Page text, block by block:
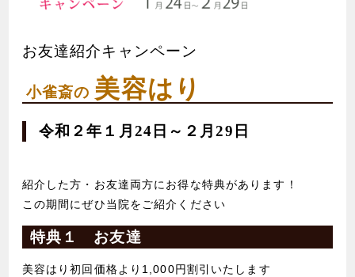
お友達紹介キャンペーン
小雀斎の 美容はり
令和２年１月24日～２月29日
紹介した方・お友達両方にお得な特典があります！
この期間にぜひ当院をご紹介ください
特典１ お友達
美容はり初回価格より1,000円割引いたします